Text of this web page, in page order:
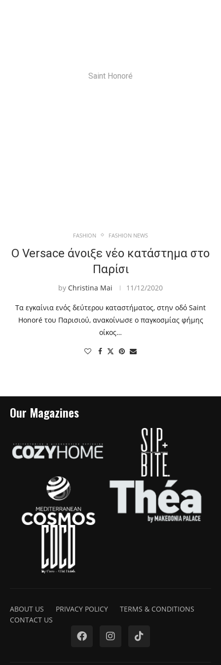
Saint Honoré
FASHION FASHION NEWS
Ο Versace άνοιξε νέο κατάστημα στο
Παρίσι
by Christina Mai 11/12/2020
Τα εγκαίνια ενός δεύτερου καταστήματος, στην οδό Saint
Honoré του Παρισιού, ανακοίνωσε ο παγκοσμίας φήμης
οίκος…
Our Magazines
ABOUT US PRIVACY POLICY
TERMS & CONDITIONS
CONTACT US